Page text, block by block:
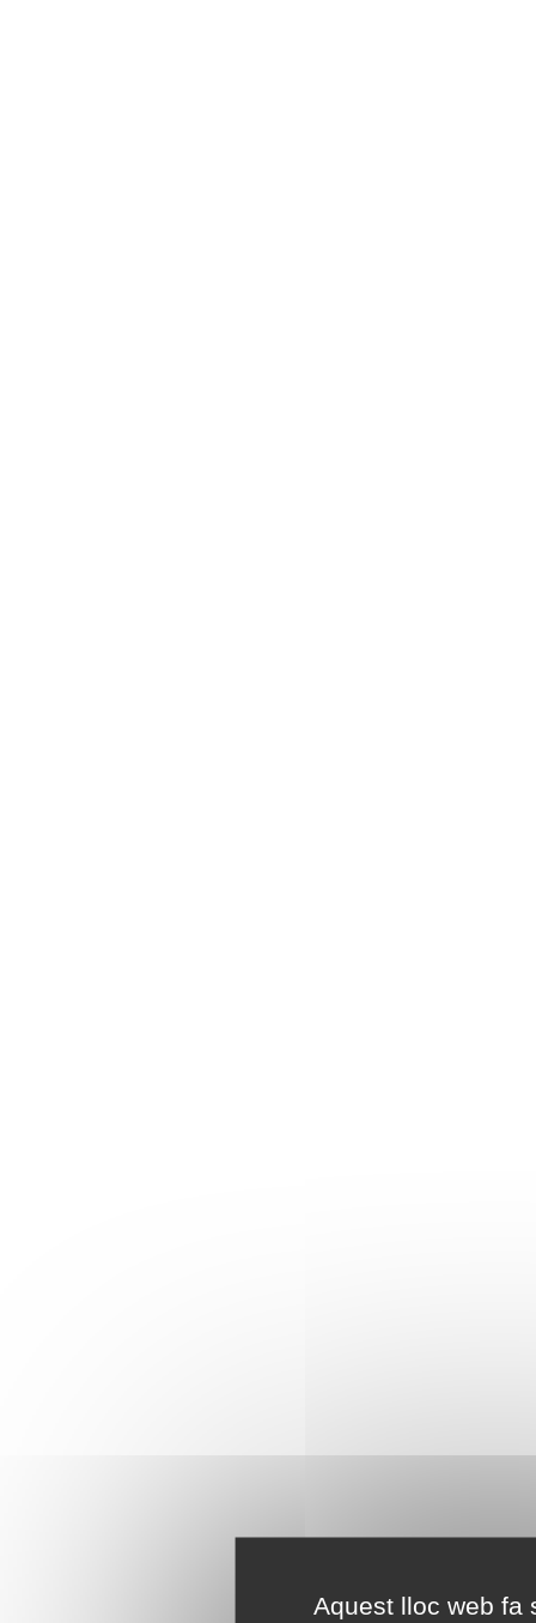
Aquest lloc web fa